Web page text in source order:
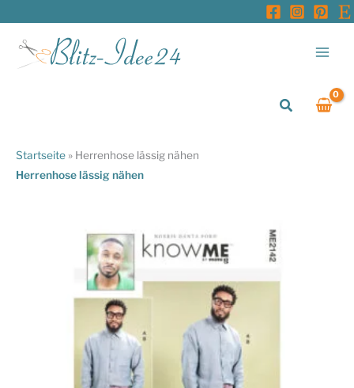
springen
Suchen
Startseite » Herrenhose lässig nähen
Herrenhose lässig nähen